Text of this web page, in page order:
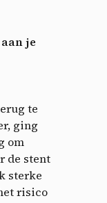
je
te
ging
om
de stent
sterke
risico